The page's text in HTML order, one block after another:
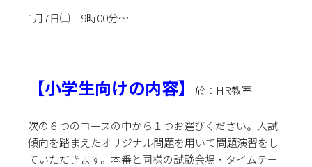
1月7日㈯ 9時00分～
【小学生向けの内容】 於：HR教室
次の６つのコースの中から１つお選びください。 入試
傾向を踏まえたオリジナル問題を用いて問題演習をし
ていただきます。本番と同様の試験会場・タイムテー